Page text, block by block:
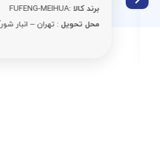
برند کالا :FUFENG-MEIHUA
محل تحویل: تهران – انبار شورآباد